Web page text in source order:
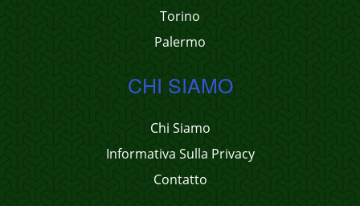
Torino
Palermo
CHI SIAMO
Chi Siamo
Informativa Sulla Privacy
Contatto